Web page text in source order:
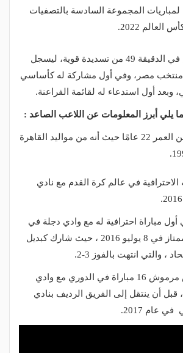
لمباريات المجموعة السادسة بالتصفيات
العالم 2022.
وجاء هدف مرموش في الدقيقة 49 من تسديدة قوية، ليسجل
منتخب مصر، وفي أول مشاركة له كأساسي
وبعد أول استدعاء له لقائمة الفراعنة.
يلي أبرز المعلومات عن اللاعب الصاعد :
يبلغ عمر مرموش من العمر 22 عامًا حيث أنه من مواليد القاهرة
في عالم كرة القدم مع نادي
مباراة احترافية له مع وادي دجلة في
الدوري المصري الممتاز في 8 يوليو 2016 ، حيث شارك كبديل
، والتي انتهت بالفوز 3-2.
في المجموع، خاض مرموش 16 مباراة في الدوري مع وادي
أن ينتقل إلى الفريق الرديف بنادي
عام 2017.